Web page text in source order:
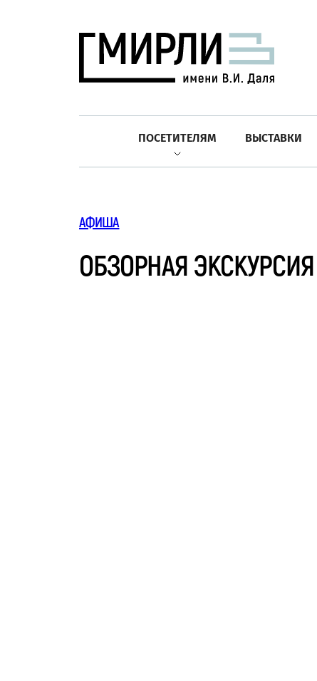
ПОСЕТИТЕЛЯМ ВЫСТАВКИ
АФИША
ОБЗОРНАЯ